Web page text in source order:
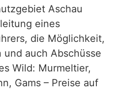
Aschau
eines
die Möglichkeit,
auch Abschüsse
Wild: Murmeltier,
Gams – Preise auf